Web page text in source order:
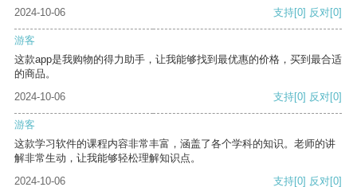
2024-10-06
支持[0] 反对[0]
游客
这款app是我购物的得力助手，让我能够找到最优惠的价格，买到最合适
的商品。
2024-10-06
支持[0] 反对[0]
游客
这款学习软件的课程内容非常丰富，涵盖了各个学科的知识。老师的讲
解非常生动，让我能够轻松理解知识点。
2024-10-06
支持[0] 反对[0]